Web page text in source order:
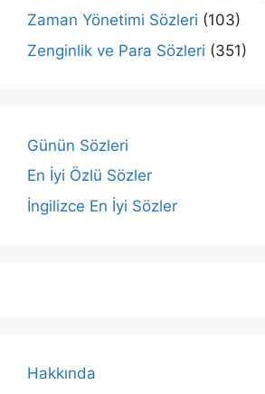
Zaman Yönetimi Sözleri (103)
Zenginlik ve Para Sözleri (351)
Günün Sözleri
En İyi Özlü Sözler
İngilizce En İyi Sözler
Hakkında